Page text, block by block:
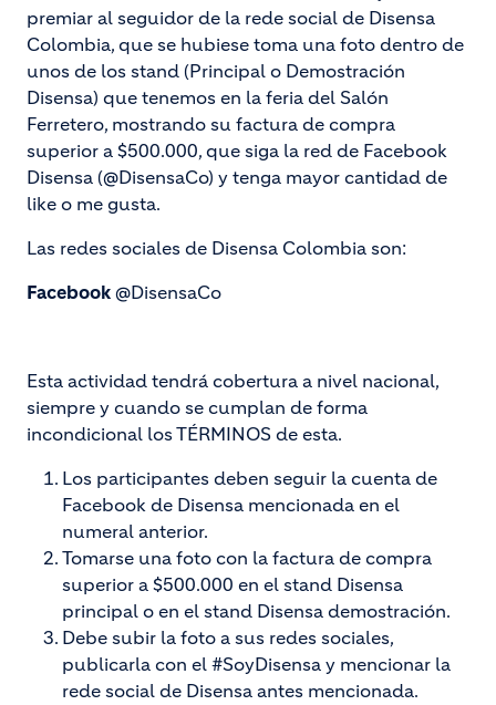
premiar al seguidor de la rede social de Disensa
Colombia, que se hubiese toma una foto dentro de
unos de los stand (Principal o Demostración
Disensa) que tenemos en la feria del Salón
Ferretero, mostrando su factura de compra
superior a $500.000, que siga la red de Facebook
Disensa (@DisensaCo) y tenga mayor cantidad de
like o me gusta.
Las redes sociales de Disensa Colombia son:
Facebook @DisensaCo
Esta actividad tendrá cobertura a nivel nacional,
siempre y cuando se cumplan de forma
incondicional los TÉRMINOS de esta.
Los participantes deben seguir la cuenta de
Facebook de Disensa mencionada en el
numeral anterior.
Tomarse una foto con la factura de compra
superior a $500.000 en el stand Disensa
principal o en el stand Disensa demostración.
Debe subir la foto a sus redes sociales,
publicarla con el #SoyDisensa y mencionar la
rede social de Disensa antes mencionada.